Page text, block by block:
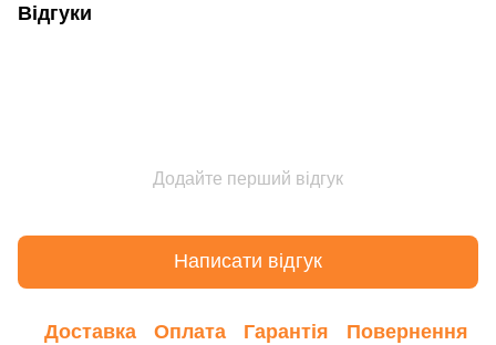
Відгуки
Додайте перший відгук
Написати відгук
Доставка Оплата Гарантія Повернення